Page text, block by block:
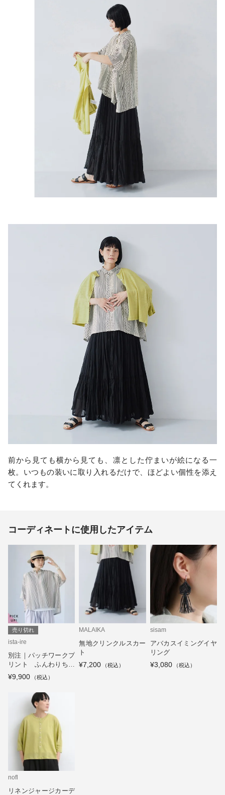
前から見ても横から見ても、凛とした佇まいが絵になる一
枚。いつもの装いに取り入れるだけで、ほどよい個性を添え
てくれます。
コーディネートに使用したアイテム
売り切れ
ista-ire
別注｜パッチワークプ
リント ふんわりちび
襟ブラウス
¥9,900
MALAIKA
無地クリンクルスカー
ト
¥7,200
sisam
アバカスイミングイヤ
リング
¥3,080
nofl
リネンジャージカーデ